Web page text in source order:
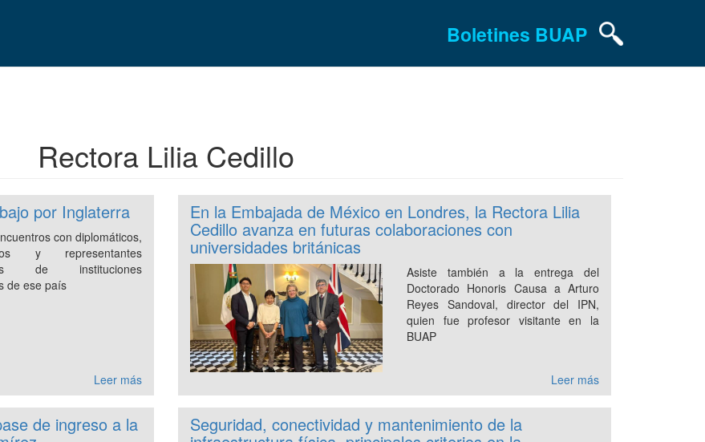
Boletines BUAP
Rectora Lilia Cedillo
por Inglaterra
con diplomáticos,
y representantes
de instituciones
de ese país
Leer más
En la Embajada de México en Londres, la Rectora Lilia
Cedillo avanza en futuras colaboraciones con
universidades británicas
Asiste también a la entrega del
Doctorado Honoris Causa a Arturo
Reyes Sandoval, director del IPN,
quien fue profesor visitante en la
BUAP
Leer más
de ingreso a la Seguridad, conectividad y mantenimiento de la